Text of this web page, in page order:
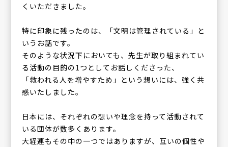
くいただきました。
特に印象に残ったのは、「文明は管理されている」と
いうお話です。
そのような状況下においても、先生が取り組まれてい
る活動の目的の1つとしてお話しくださった、
「救われる人を増やすため」という想いには、強く共
感いたしました。
日本には、それぞれの想いや理念を持って活動されて
いる団体が数多くあります。
大経連もその中の一つではありますが、互いの個性や